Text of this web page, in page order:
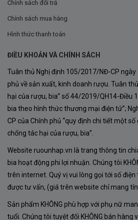
Hương trái cây đen rõ nét.
Tiềm năng lưu trữ lâu năm.
Đây cũng chính là lý do khiến Maipo
“Bordeaux của Chile”.
Chính sách đổi trả
Chính sách mua hàng
Hình thức thanh toán
ĐIỀU KHOẢN VÀ CHÍNH SÁCH
Tuân thủ Nghị định 105/2017/NĐ-CP
phủ về sản xuất, kinh doanh rượu. Tuân
hại của rượu, bia” số 44/2019/QH14-Điều
bia theo hình thức thương mại điện tử”;
CP của Chính phủ “quy định chi tiết một
chống tác hại của rượu, bia”.
Website ruounhap.vn là trang thông tin
bia hoạt động phi lợi nhuận. Chúng tôi
trên internet. Quý vị vui lòng gọi tới số
được tư vấn, (giá trên website chỉ mang
Sản phẩm KHÔNG phù hợp với phụ nữ
tuổi. Chúng tôi tuyệt đối KHÔNG bán hàng